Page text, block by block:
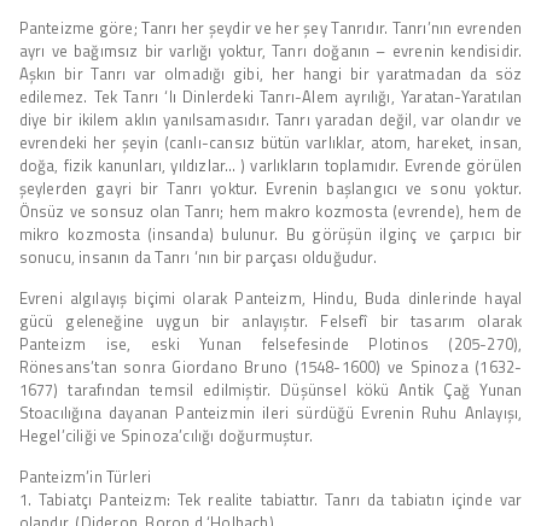
Panteizme göre; Tanrı her şeydir ve her şey Tanrıdır. Tanrı’nın evrenden
ayrı ve bağımsız bir varlığı yoktur, Tanrı doğanın – evrenin kendisidir.
Aşkın bir Tanrı var olmadığı gibi, her hangi bir yaratmadan da söz
edilemez. Tek Tanrı ‘lı Dinlerdeki Tanrı-Alem ayrılığı, Yaratan-Yaratılan
diye bir ikilem aklın yanılsamasıdır. Tanrı yaradan değil, var olandır ve
evrendeki her şeyin (canlı-cansız bütün varlıklar, atom, hareket, insan,
doğa, fizik kanunları, yıldızlar… ) varlıkların toplamıdır. Evrende görülen
şeylerden gayri bir Tanrı yoktur. Evrenin başlangıcı ve sonu yoktur.
Önsüz ve sonsuz olan Tanrı; hem makro kozmosta (evrende), hem de
mikro kozmosta (insanda) bulunur. Bu görüşün ilginç ve çarpıcı bir
sonucu, insanın da Tanrı ‘nın bir parçası olduğudur.
Evreni algılayış biçimi olarak Panteizm, Hindu, Buda dinlerinde hayal
gücü geleneğine uygun bir anlayıştır. Felsefî bir tasarım olarak
Panteizm ise, eski Yunan felsefesinde Plotinos (205-270),
Rönesans’tan sonra Giordano Bruno (1548-1600) ve Spinoza (1632-
1677) tarafından temsil edilmiştir. Düşünsel kökü Antik Çağ Yunan
Stoacılığına dayanan Panteizmin ileri sürdüğü Evrenin Ruhu Anlayışı,
Hegel’ciliği ve Spinoza’cılığı doğurmuştur.
Panteizm’in Türleri
1. Tabiatçı Panteizm: Tek realite tabiattır. Tanrı da tabiatın içinde var